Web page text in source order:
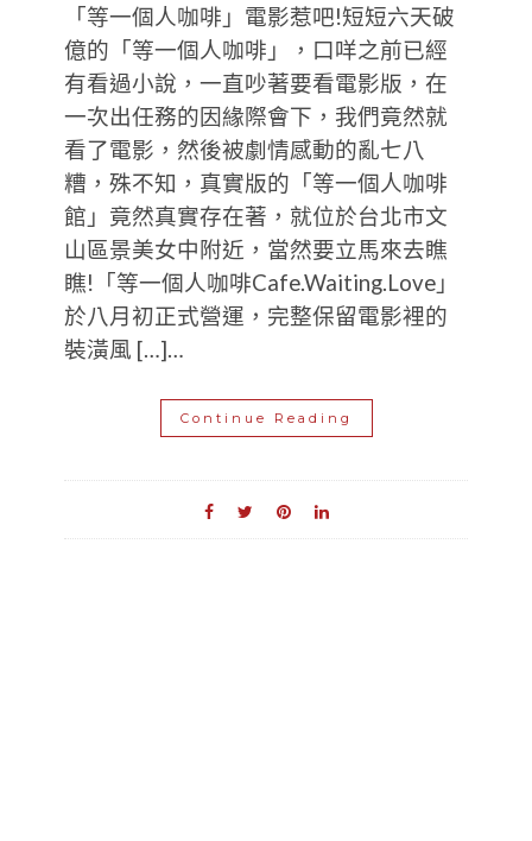
「等一個人咖啡」電影惹吧!短短六天破
億的「等一個人咖啡」，口咩之前已經
有看過小說，一直吵著要看電影版，在
一次出任務的因緣際會下，我們竟然就
看了電影，然後被劇情感動的亂七八
糟，殊不知，真實版的「等一個人咖啡
館」竟然真實存在著，就位於台北市文
山區景美女中附近，當然要立馬來去瞧
瞧!「等一個人咖啡Cafe.Waiting.Love」
於八月初正式營運，完整保留電影裡的
裝潢風 […]…
Continue Reading